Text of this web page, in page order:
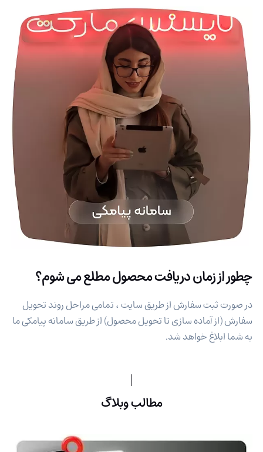
چطور از زمان دریافت محصول مطلع می شوم؟
در صورت ثبت سفارش از طریق سایت ، تمامی مراحل روند تحویل
سفارش (از آماده سازی تا تحویل محصول) از طریق سامانه پیامکی ما
به شما ابلاغ خواهد شد.
مطالب وبلاگ